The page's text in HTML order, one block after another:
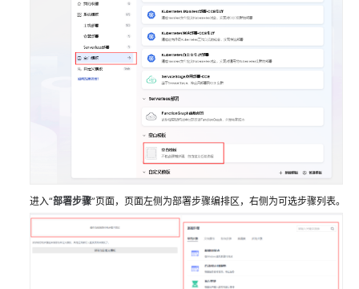
CodeArts
页
配
进入“部署步骤”页面，页面左侧为部署步骤编排区，右侧为可选步骤列表。